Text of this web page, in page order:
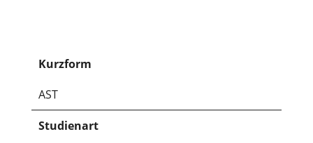
Kurzform
AST
Studienart